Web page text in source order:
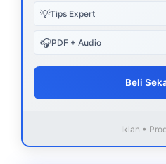
💡Tips Expert
🎧PDF + Audio
Beli
Iklan •